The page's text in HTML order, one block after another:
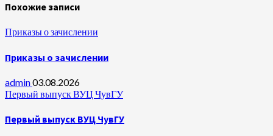
Похожие записи
Приказы о зачислении
Приказы о зачислении
admin03.08.2026
Первый выпуск ВУЦ ЧувГУ
Первый выпуск ВУЦ ЧувГУ